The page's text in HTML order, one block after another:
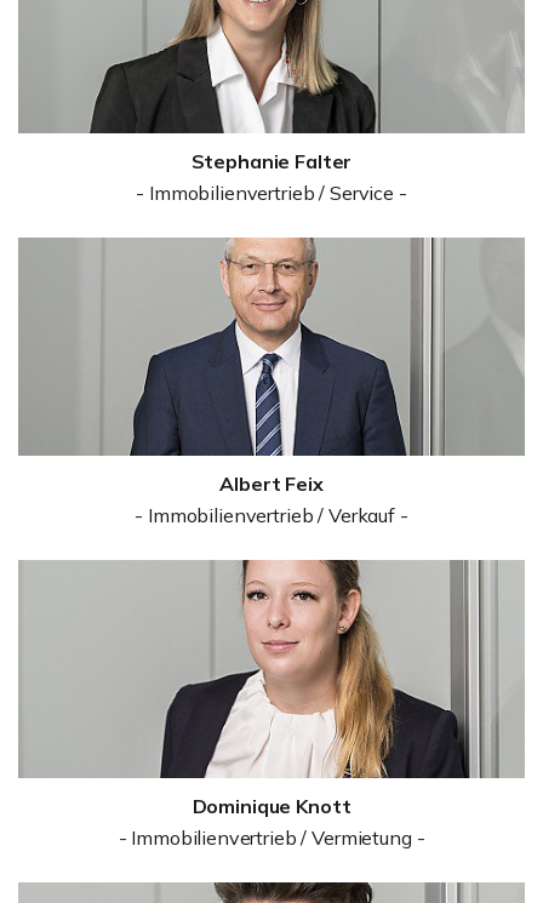
Stephanie Falter
- Immobilienvertrieb / Service -
Albert Feix
- Immobilienvertrieb / Verkauf -
Dominique Knott
- Immobilienvertrieb / Vermietung -